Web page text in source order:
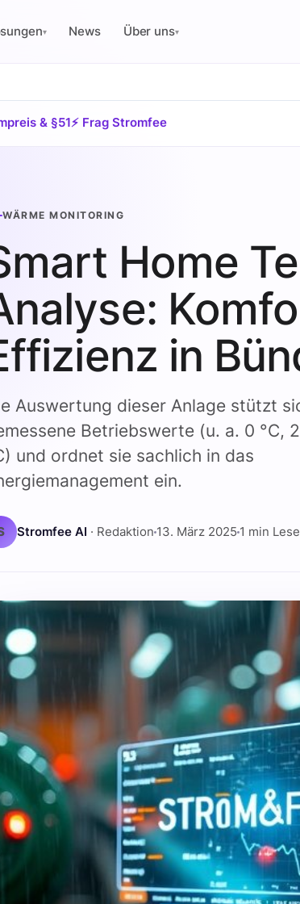
▾ News Über uns▾
& §51⚡ Frag Stromfee
WÄRME MONITORING
Home
in
Auswertung dieser Anlage stützt
Betriebswerte (u. a. 0 °C,
und ordnet sie sachlich in das
ein.
Stromfee AI · Redaktion 13. März 2025 1 min